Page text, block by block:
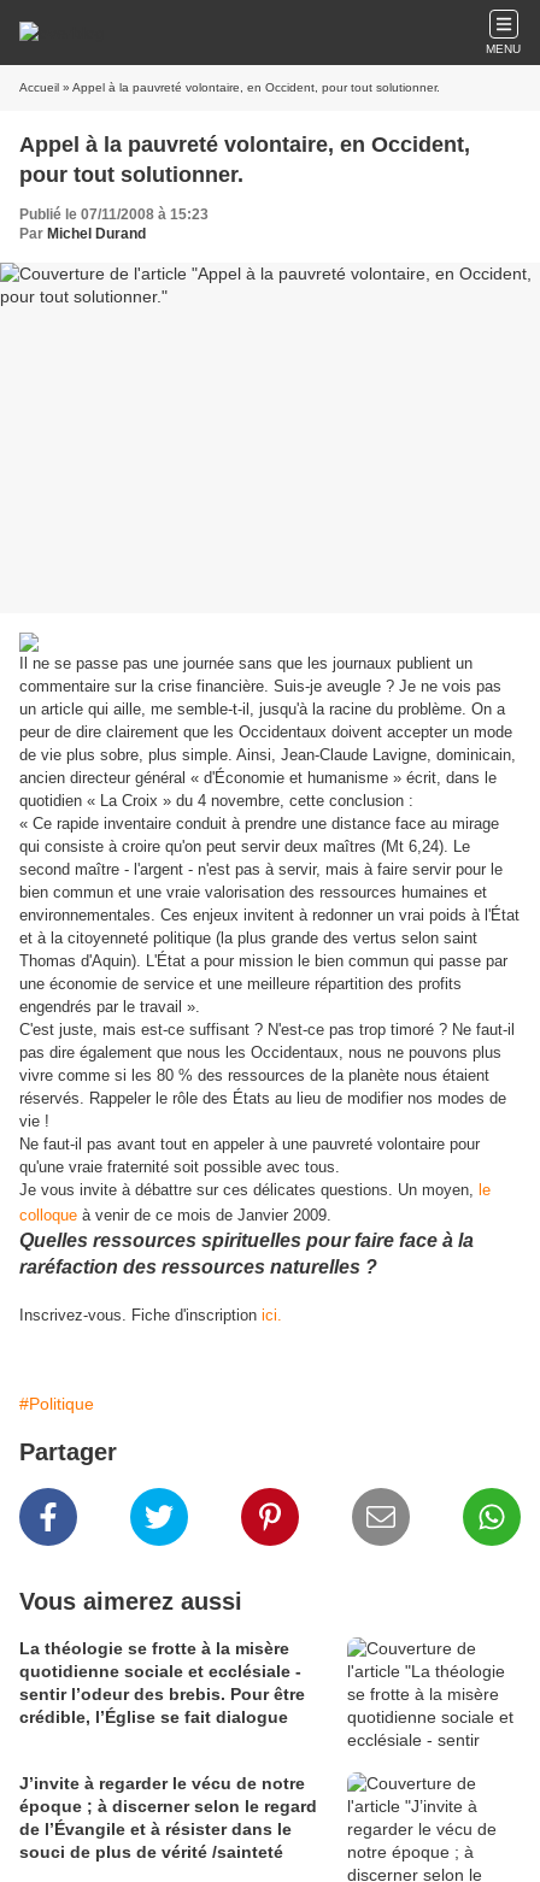
MENU
Accueil » Appel à la pauvreté volontaire, en Occident, pour tout solutionner.
Appel à la pauvreté volontaire, en Occident,
pour tout solutionner.
Publié le 07/11/2008 à 15:23
Par Michel Durand
Il ne se passe pas une journée sans que les journaux publient un
commentaire sur la crise financière. Suis-je aveugle ? Je ne vois pas
un article qui aille, me semble-t-il, jusqu'à la racine du problème. On a
peur de dire clairement que les Occidentaux doivent accepter un mode
de vie plus sobre, plus simple. Ainsi, Jean-Claude Lavigne, dominicain,
ancien directeur général « d'Économie et humanisme » écrit, dans le
quotidien « La Croix » du 4 novembre, cette conclusion :
« Ce rapide inventaire conduit à prendre une distance face au mirage
qui consiste à croire qu'on peut servir deux maîtres (Mt 6,24). Le
second maître - l'argent - n'est pas à servir, mais à faire servir pour le
bien commun et une vraie valorisation des ressources humaines et
environnementales. Ces enjeux invitent à redonner un vrai poids à l'État
et à la citoyenneté politique (la plus grande des vertus selon saint
Thomas d'Aquin). L'État a pour mission le bien commun qui passe par
une économie de service et une meilleure répartition des profits
engendrés par le travail ».
C'est juste, mais est-ce suffisant ? N'est-ce pas trop timoré ? Ne faut-il
pas dire également que nous les Occidentaux, nous ne pouvons plus
vivre comme si les 80 % des ressources de la planète nous étaient
réservés. Rappeler le rôle des États au lieu de modifier nos modes de
vie !
Ne faut-il pas avant tout en appeler à une pauvreté volontaire pour
qu'une vraie fraternité soit possible avec tous.
Je vous invite à débattre sur ces délicates questions. Un moyen, le
colloque à venir de ce mois de Janvier 2009.
Quelles ressources spirituelles pour faire face à la
raréfaction des ressources naturelles ?
Inscrivez-vous. Fiche d'inscription ici.
#Politique
Partager
Vous aimerez aussi
La théologie se frotte à la misère
quotidienne sociale et ecclésiale -
sentir l’odeur des brebis. Pour être
crédible, l’Église se fait dialogue
J’invite à regarder le vécu de notre
époque ; à discerner selon le regard
de l’Évangile et à résister dans le
souci de plus de vérité /sainteté